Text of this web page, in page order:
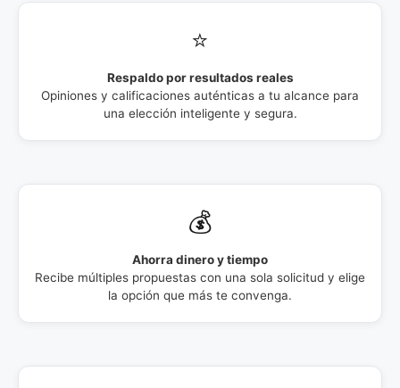
⭐
Respaldo por resultados reales
Opiniones y calificaciones auténticas a tu alcance para
una elección inteligente y segura.
💰
Ahorra dinero y tiempo
Recibe múltiples propuestas con una sola solicitud y elige
la opción que más te convenga.